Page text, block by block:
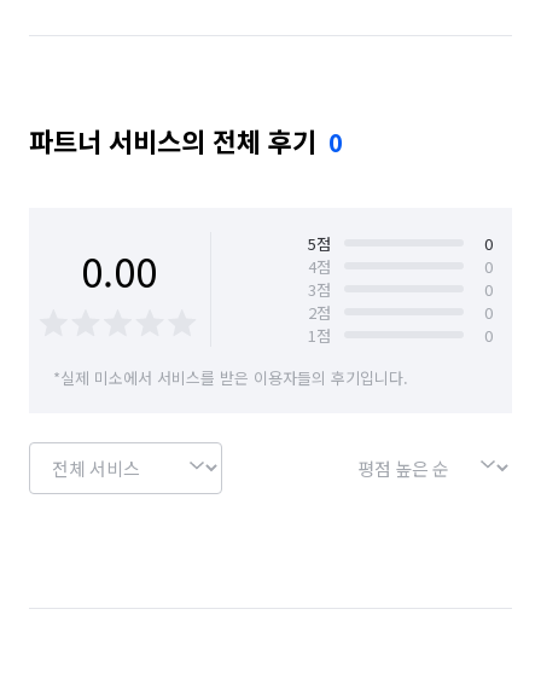
파트너 서비스의 전체 후기 0
0.00 5점
0
4점
0
3점
0
2점
0
1점
0
*실제 미소에서 서비스를 받은 이용자들의 후기입니다.